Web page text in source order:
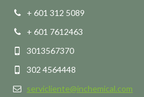
+ 601 312 5089
+ 601 7612463
3013567370
302 4564448
servicliente@inchemical.com